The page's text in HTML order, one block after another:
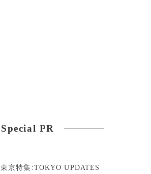
Special PR
東京特集:TOKYO UPDATES